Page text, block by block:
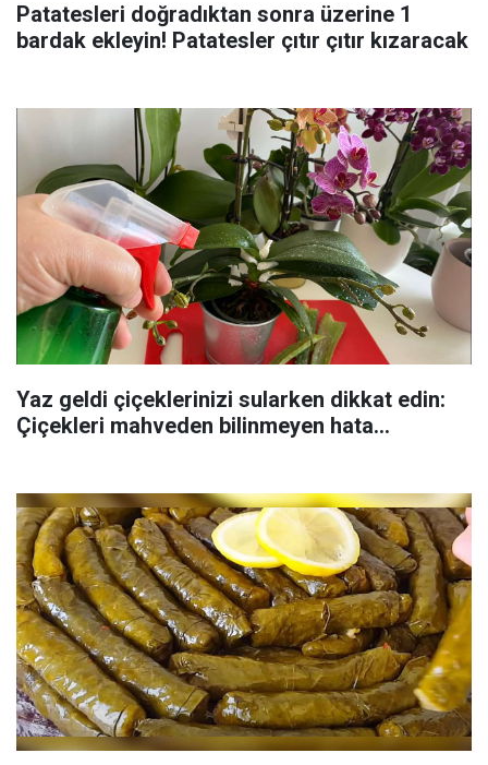
Patatesleri doğradıktan sonra üzerine 1
bardak ekleyin! Patatesler çıtır çıtır kızaracak
Yaz geldi çiçeklerinizi sularken dikkat edin:
Çiçekleri mahveden bilinmeyen hata...